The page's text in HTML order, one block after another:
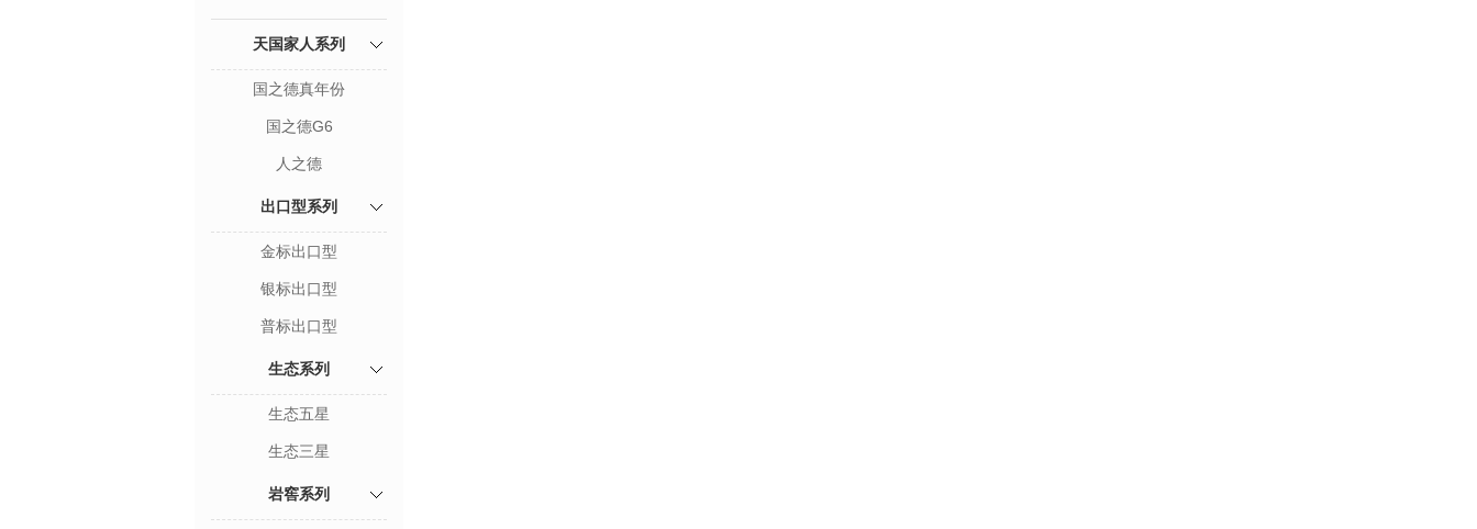
天国家人系列
国之德真年份
国之德G6
人之德
出口型系列
金标出口型
银标出口型
普标出口型
生态系列
生态五星
生态三星
岩窖系列